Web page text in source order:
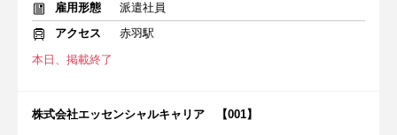
雇用形態
派遣社員
アクセス
赤羽駅
本日、掲載終了
株式会社エッセンシャルキャリア 【001】